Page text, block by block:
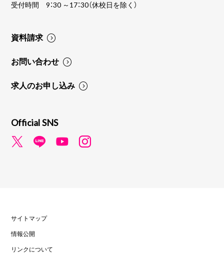
受付時間 9：30 ～17：30（休校日を除く）
資料請求
お問い合わせ
求人のお申し込み
Official SNS
サイトマップ
情報公開
リンクについて